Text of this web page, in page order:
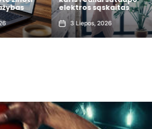
elektros sąskaitas
3 Liepos, 2026